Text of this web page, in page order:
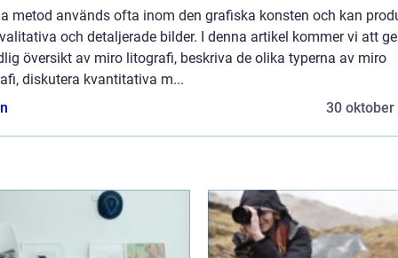
metod används ofta inom den grafiska konsten och kan
och detaljerade bilder. I denna artikel kommer vi att
översikt av miro litografi, beskriva de olika typerna av miro
diskutera kvantitativa m...
30 oktober